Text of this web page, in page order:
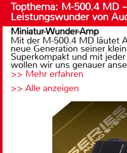
Topthema: M-500.4 MD
Leistungswunder von
Miniatur-Wunder-Amp
Mit der M-500.4 MD läutet
neue Generation seiner
Superkompakt und mit
wollen wir uns genauer
>> Mehr erfahren
>> Alle anzeigen